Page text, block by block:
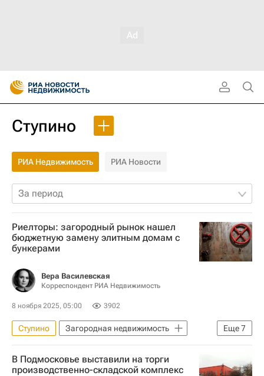
Ступино
РИА Недвижимость РИА Новости
За период
Риелторы: загородный рынок нашел
бюджетную замену элитным домам с
бункерами
Вера Василевская
Корреспондент РИА Недвижимость
8 ноября 2025, 05:00 3902
Еще7
Ступино
Загородная недвижимость
Жилье
Россия
Миэль
Бородин и Партнеры
ЦИАН
В Подмосковье выставили на торги
производственно-складской комплекс